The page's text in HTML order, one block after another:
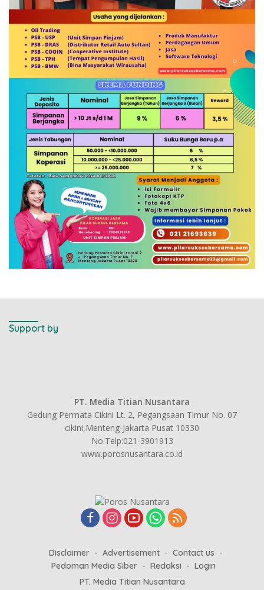
Support by
PT. Media Titian Nusantara
Gedung Permata Cikini Lt. 2, Pegangsaan Timur No. 07
cikini,Menteng-Jakarta Pusat 10330
No.Telp:021-3901913
www.porosnusantara.co.id
Disclaimer Advertisement
Contact us
Pedoman Media Siber
Redaksi
Login
PT. Media Titian Nusantara